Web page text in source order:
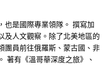
也是國際專業領隊。 撰寫加
及人文觀察。除了北美地區的
團員前往俄羅斯、蒙古國、非
著有《溫哥華深度之旅》、